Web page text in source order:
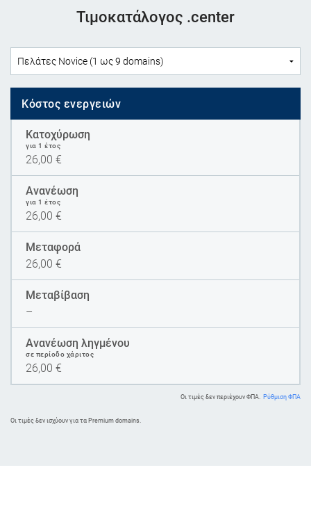
Τιμοκατάλογος .center
Κόστος ενεργειών
Κατοχύρωση
για 1 έτος
26,00 €
Ανανέωση
για 1 έτος
26,00 €
Μεταφορά
26,00 €
Μεταβίβαση
–
Ανανέωση ληγμένου
σε περίοδο χάριτος
26,00 €
Οι τιμές δεν περιέχουν ΦΠΑ. Ρύθμιση ΦΠΑ
Oι τιμές δεν ισχύουν για τα Premium domains.